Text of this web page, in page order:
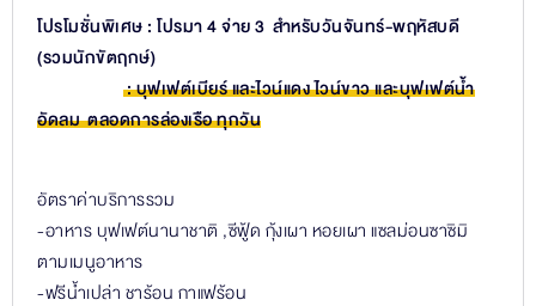
โปรโมชั่นพิเศษ : โปรมา 4 จ่าย 3 สำหรับวันจันทร์-พฤหัสบดี
(รวมนักขัตฤกษ์)
: บุฟเฟต์เบียร์ และไวน์แดง ไวน์ขาว และบุฟเฟต์น้ำ
อัดลม ตลอดการล่องเรือ ทุกวัน
อัตราค่าบริการรวม
-อาหาร บุฟเฟต์นานาชาติ ,ซีฟู้ด กุ้งเผา หอยเผา แซลม่อนซาซิมิ
ตามเมนูอาหาร
-ฟรีน้ำเปล่า ชาร้อน กาแฟร้อน